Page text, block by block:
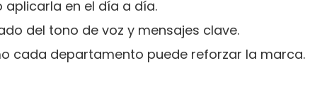
aplicarla en el día a día.
del tono de voz y mensajes clave.
cada departamento puede reforzar la marca.